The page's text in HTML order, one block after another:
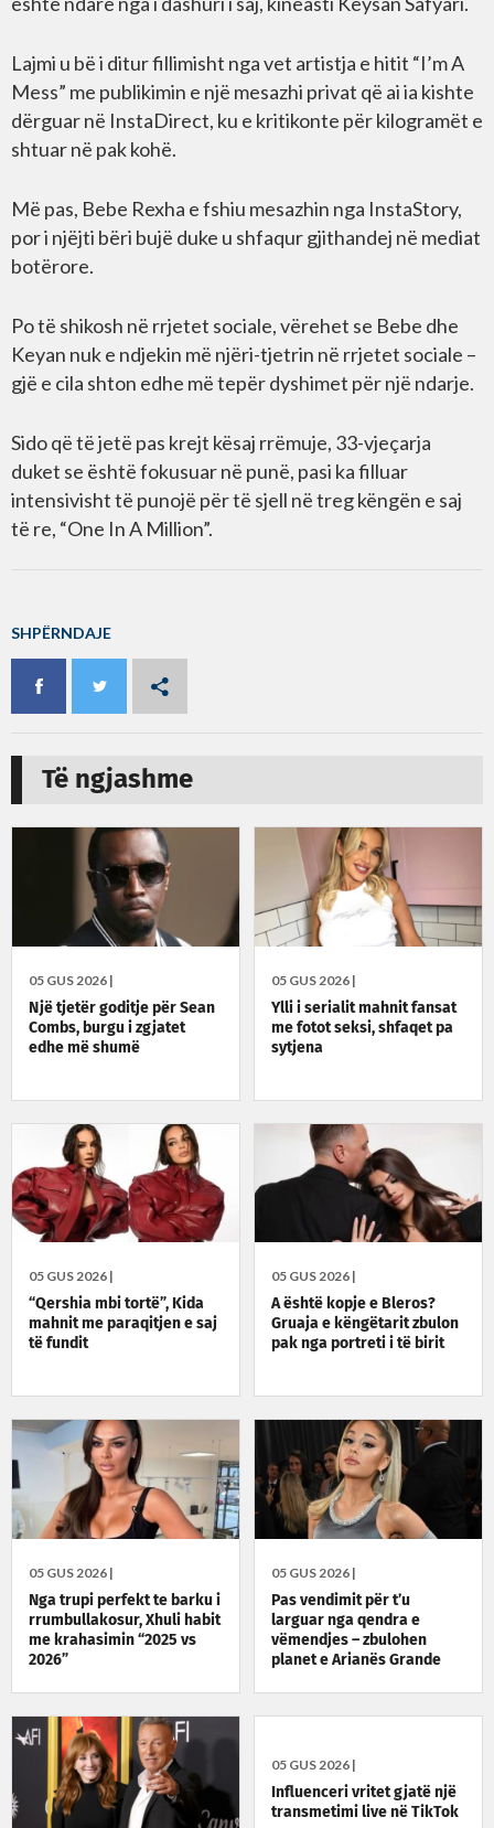
Lajmi u bë i ditur fillimisht nga vet artistja e hitit “I’m A
Mess” me publikimin e një mesazhi privat që ai ia kishte
dërguar në InstaDirect, ku e kritikonte për kilogramët e
shtuar në pak kohë.
Më pas, Bebe Rexha e fshiu mesazhin nga InstaStory,
por i njëjti bëri bujë duke u shfaqur gjithandej në mediat
botërore.
Po të shikosh në rrjetet sociale, vërehet se Bebe dhe
Keyan nuk e ndjekin më njëri-tjetrin në rrjetet sociale –
gjë e cila shton edhe më tepër dyshimet për një ndarje.
Sido që të jetë pas krejt kësaj rrëmuje, 33-vjeçarja
duket se është fokusuar në punë, pasi ka filluar
intensivisht të punojë për të sjell në treg këngën e saj
të re, “One In A Million”.
SHPËRNDAJE
Të ngjashme
05 GUS 2026 |
Një tjetër goditje për Sean
Combs, burgu i zgjatet
edhe më shumë
05 GUS 2026 |
Ylli i serialit mahnit fansat
me fotot seksi, shfaqet pa
sytjena
05 GUS 2026 |
“Qershia mbi tortë”, Kida
mahnit me paraqitjen e saj
të fundit
05 GUS 2026 |
A është kopje e Bleros?
Gruaja e këngëtarit zbulon
pak nga portreti i të birit
05 GUS 2026 |
Nga trupi perfekt te barku i
rrumbullakosur, Xhuli habit
me krahasimin “2025 vs
2026”
05 GUS 2026 |
Pas vendimit për t’u
larguar nga qendra e
vëmendjes – zbulohen
planet e Arianës Grande
05 GUS 2026 |
Influenceri vritet gjatë një
transmetimi live në TikTok